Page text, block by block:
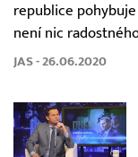
republice
není nic
JAS - 26.06.2020